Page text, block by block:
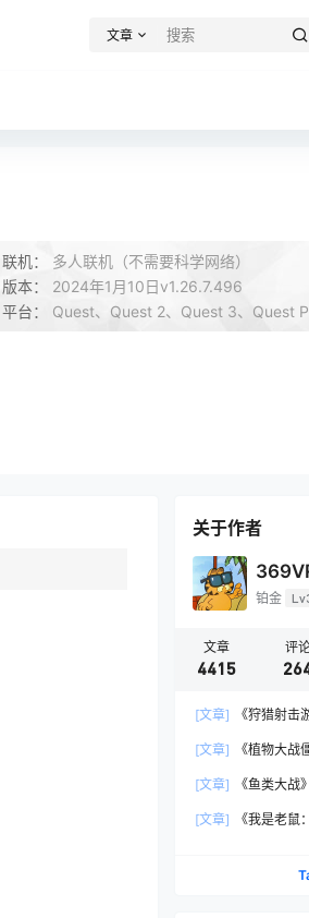
文章
联机： 多人联机（不需要科学网络）
版本： 2024年1月10日v1.26.7.496
平台： Quest、Quest 2、Quest 3、Quest
关于作者
铂金
文章
4415
评
[文章]
《狩猎射击
[文章]
《植物大
[文章] 《鱼类大战
[文章]
《我是老鼠